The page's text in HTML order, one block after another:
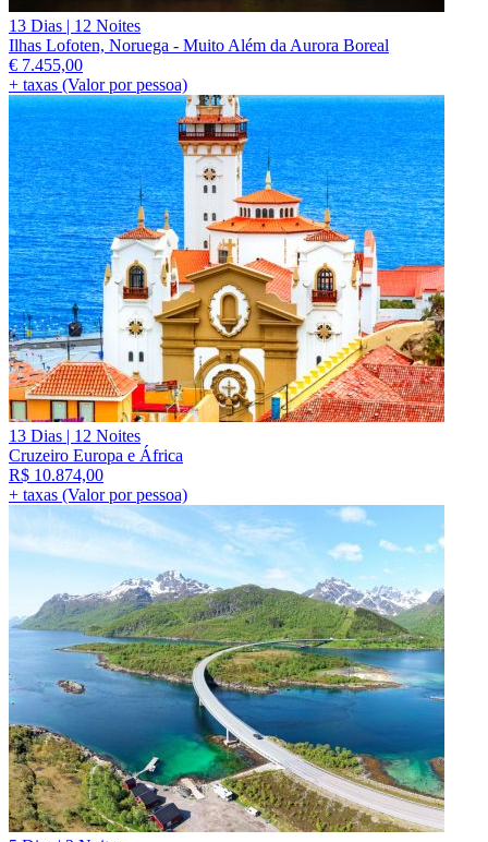
13 Dias | 12 Noites
Ilhas Lofoten, Noruega - Muito Além da Aurora Boreal
€ 7.455,00
+ taxas (Valor por pessoa)
13 Dias | 12 Noites
Cruzeiro Europa e África
R$ 10.874,00
+ taxas (Valor por pessoa)